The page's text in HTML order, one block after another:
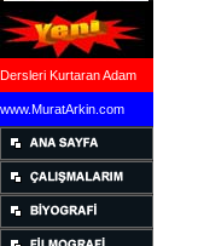
Dersleri Kurtaran Adam
www.MuratArkin.com